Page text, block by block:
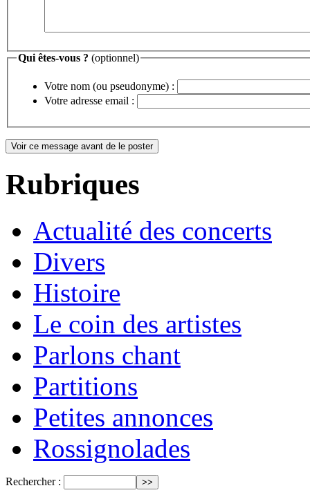
Qui êtes-vous ? (optionnel)
Votre nom (ou pseudonyme) :
Votre adresse email :
Rubriques
Actualité des concerts
Divers
Histoire
Le coin des artistes
Parlons chant
Partitions
Petites annonces
Rossignolades
Rechercher :